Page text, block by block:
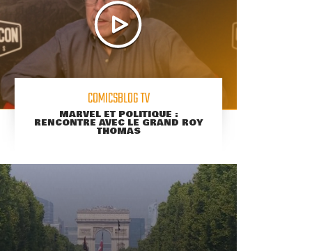
COMICSBLOG TV
MARVEL ET POLITIQUE :
RENCONTRE AVEC LE GRAND ROY
THOMAS